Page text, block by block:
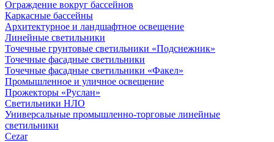
Ограждение вокруг бассейнов
Каркасные бассейны
Архитектурное и ландшафтное освещение
Линейные светильники
Точечные грунтовые светильники «Подснежник»
Точечные фасадные светильники
Точечные фасадные светильники «Факел»
Промышленное и уличное освещение
Прожекторы «Руслан»
Светильники НЛО
Универсальные промышленно-торговые линейные
светильники
Cezar